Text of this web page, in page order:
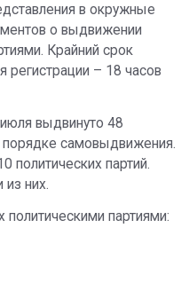
в окружные
о выдвижении
Крайний срок
регистрации – 18 часов
выдвинуто 48
порядке самовыдвижения.
политических партий.
из них.
партиями: